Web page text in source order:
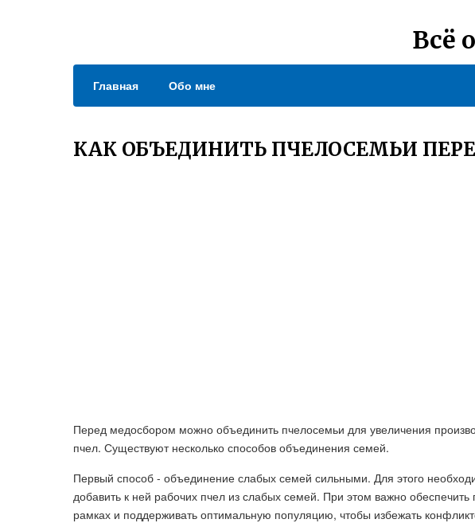
Всё
Главная Обо мне
КАК ОБЪЕДИНИТЬ ПЧЕЛОСЕМЬИ
Перед медосбором можно объединить пчелосемьи для увеличения
пчел. Существуют несколько способов объединения семей.
Первый способ - объединение слабых семей сильными. Для этого
добавить к ней рабочих пчел из слабых семей. При этом важно
рамках и поддерживать оптимальную популяцию, чтобы избежать